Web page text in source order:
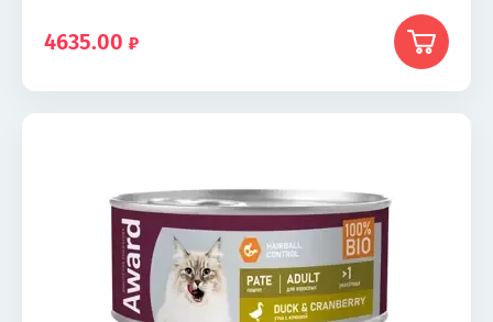
4635.00